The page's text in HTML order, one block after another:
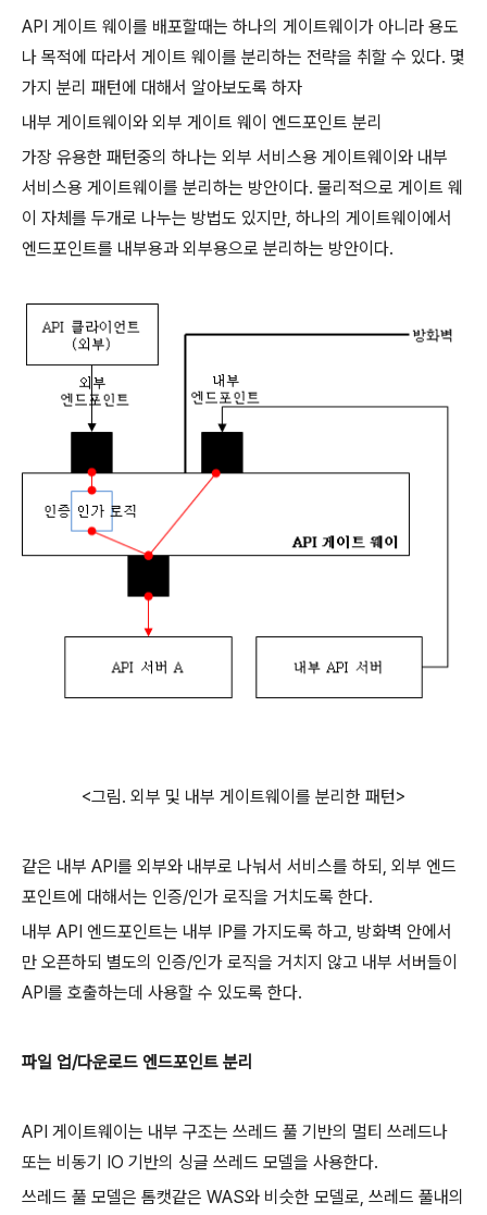
API 게이트 웨이를 배포할때는 하나의 게이트웨이가 아니라 용도
나 목적에 따라서 게이트 웨이를 분리하는 전략을 취할 수 있다. 몇
가지 분리 패턴에 대해서 알아보도록 하자
내부 게이트웨이와 외부 게이트 웨이 엔드포인트 분리
가장 유용한 패턴중의 하나는 외부 서비스용 게이트웨이와 내부
서비스용 게이트웨이를 분리하는 방안이다. 물리적으로 게이트 웨
이 자체를 두개로 나누는 방법도 있지만, 하나의 게이트웨이에서
엔드포인트를 내부용과 외부용으로 분리하는 방안이다.
<그림. 외부 및 내부 게이트웨이를 분리한 패턴>
같은 내부 API를 외부와 내부로 나눠서 서비스를 하되, 외부 엔드
포인트에 대해서는 인증/인가 로직을 거치도록 한다.
내부 API 엔드포인트는 내부 IP를 가지도록 하고, 방화벽 안에서
만 오픈하되 별도의 인증/인가 로직을 거치지 않고 내부 서버들이
API를 호출하는데 사용할 수 있도록 한다.
파일 업/다운로드 엔드포인트 분리
API 게이트웨이는 내부 구조는 쓰레드 풀 기반의 멀티 쓰레드나
또는 비동기 IO 기반의 싱글 쓰레드 모델을 사용한다.
쓰레드 풀 모델은 톰캣같은 WAS와 비슷한 모델로, 쓰레드 풀내의